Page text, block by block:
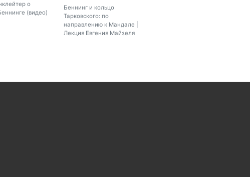
о
(видео)
Беннинг и кольцо
Тарковского: по
направлению к Мандале |
Лекция Евгения Майзеля